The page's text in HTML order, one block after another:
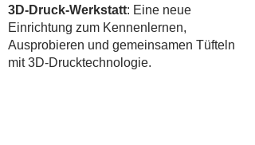
3D-Druck-Werkstatt: Eine neue
Einrichtung zum Kennenlernen,
Ausprobieren und gemeinsamen Tüfteln
mit 3D-Drucktechnologie.